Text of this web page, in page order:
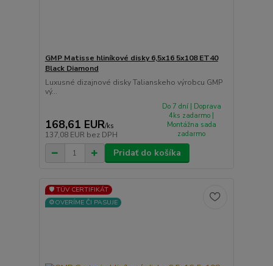
GMP Matisse hliníkové disky 6,5x16 5x108 ET40
Black Diamond
Luxusné dizajnové disky Talianskeho výrobcu GMP
vý...
168,61 EUR/ks
137,08 EUR bez DPH
Do 7 dní | Doprava
4ks zadarmo |
Montážna sada
zadarmo
Pridať do košíka
🛡️ TÜV CERTIFIKÁT
⚙️OVERÍME ČI PASUJE